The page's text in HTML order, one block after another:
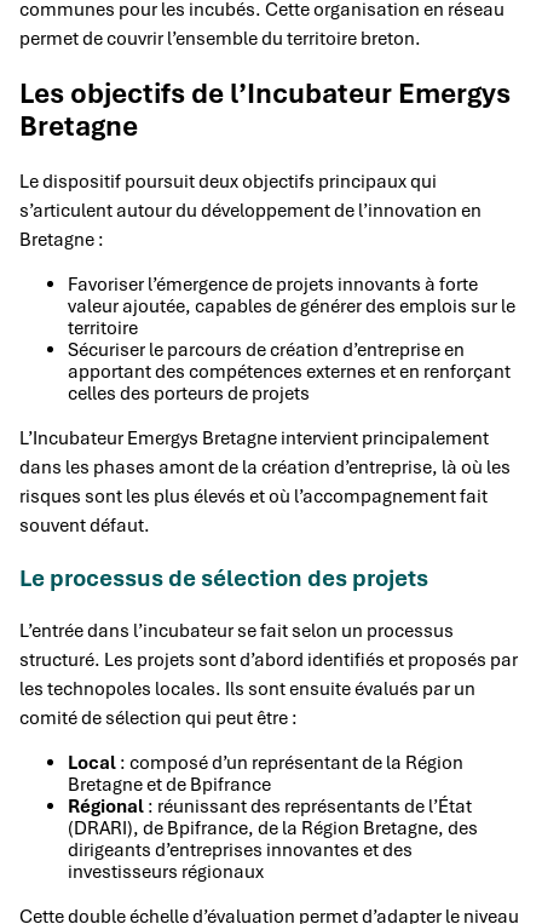
communes pour les incubés. Cette organisation en réseau
permet de couvrir l’ensemble du territoire breton.
Les objectifs de l’Incubateur Emergys
Bretagne
Le dispositif poursuit deux objectifs principaux qui
s’articulent autour du développement de l’innovation en
Bretagne :
Favoriser l’émergence de projets innovants à forte
valeur ajoutée, capables de générer des emplois sur le
territoire
Sécuriser le parcours de création d’entreprise en
apportant des compétences externes et en renforçant
celles des porteurs de projets
L’Incubateur Emergys Bretagne intervient principalement
dans les phases amont de la création d’entreprise, là où les
risques sont les plus élevés et où l’accompagnement fait
souvent défaut.
Le processus de sélection des projets
L’entrée dans l’incubateur se fait selon un processus
structuré. Les projets sont d’abord identifiés et proposés par
les technopoles locales. Ils sont ensuite évalués par un
comité de sélection qui peut être :
Local : composé d’un représentant de la Région
Bretagne et de Bpifrance
Régional : réunissant des représentants de l’État
(DRARI), de Bpifrance, de la Région Bretagne, des
dirigeants d’entreprises innovantes et des
investisseurs régionaux
Cette double échelle d’évaluation permet d’adapter le niveau